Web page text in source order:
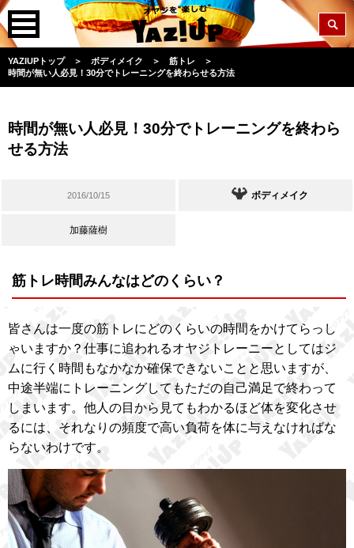
YAZIUPトップ ＞ ボディメイク ＞ 筋トレ
＞
時間が無い人必見！30分でトレーニングを終わらせる方法
時間が無い人必見！30分でトレーニングを終わら
せる方法
2016/10/15 ボディメイク
加藤薩樹
筋トレ時間みんなはどのくらい？
皆さんは一度の筋トレにどのくらいの時間をかけてらっし
ゃいますか？仕事に追われるオヤジトレーニーとしてはジ
ムに行く時間もなかなか確保できないことと思いますが、
中途半端にトレーニングしてもただの自己満足で終わって
しまいます。他人の目から見てもわかるほど体を変化させ
るには、それなりの頻度で高い負荷を体に与えなければな
らないわけです。